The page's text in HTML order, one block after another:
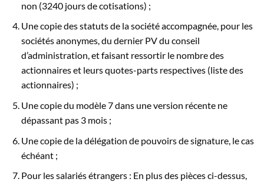
non (3240 jours de cotisations) ;
Une copie des statuts de la société accompagnée, pour les
sociétés anonymes, du dernier PV du conseil
d’administration, et faisant ressortir le nombre des
actionnaires et leurs quotes-parts respectives (liste des
actionnaires) ;
Une copie du modèle 7 dans une version récente ne
dépassant pas 3 mois ;
Une copie de la délégation de pouvoirs de signature, le cas
échéant ;
Pour les salariés étrangers : En plus des pièces ci-dessus,